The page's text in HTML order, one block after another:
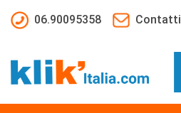
06.90095358
Contatti